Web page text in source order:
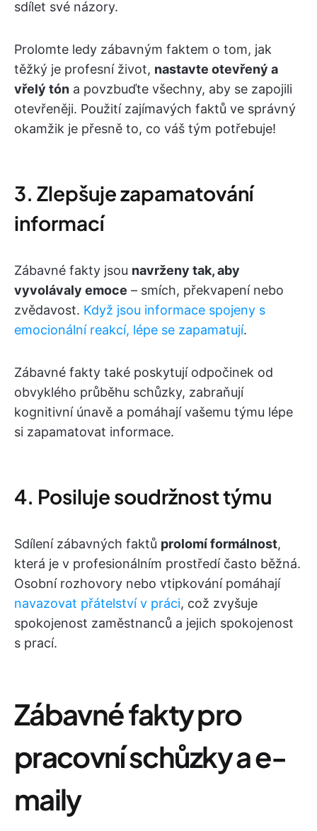
sdílet své názory.
Prolomte ledy zábavným faktem o tom, jak
těžký je profesní život, nastavte otevřený a
vřelý tón a povzbuďte všechny, aby se zapojili
otevřeněji. Použití zajímavých faktů ve správný
okamžik je přesně to, co váš tým potřebuje!
3. Zlepšuje zapamatování
informací
Zábavné fakty jsou navrženy tak, aby
vyvolávaly emoce – smích, překvapení nebo
zvědavost. Když jsou informace spojeny s
emocionální reakcí, lépe se zapamatují.
Zábavné fakty také poskytují odpočinek od
obvyklého průběhu schůzky, zabraňují
kognitivní únavě a pomáhají vašemu týmu lépe
si zapamatovat informace.
4. Posiluje soudržnost týmu
Sdílení zábavných faktů prolomí formálnost,
která je v profesionálním prostředí často běžná.
Osobní rozhovory nebo vtipkování pomáhají
navazovat přátelství v práci, což zvyšuje
spokojenost zaměstnanců a jejich spokojenost
s prací.
Zábavné fakty pro
pracovní schůzky a e-
maily